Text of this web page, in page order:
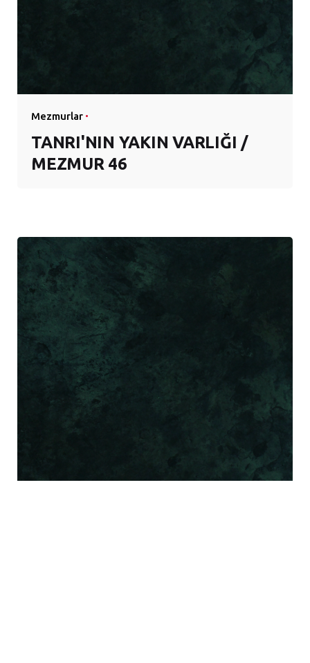
Mezmurlar
TANRI'NIN YAKIN VARLIĞI /
MEZMUR 46